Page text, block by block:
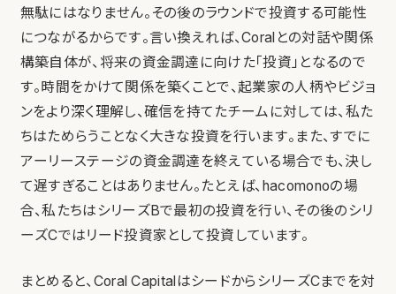
無駄にはなりません。その後のラウンドで投資する可能性
につながるからです。言い換えれば、Coralとの対話や関係
構築自体が、将来の資金調達に向けた「投資」となるので
す。時間をかけて関係を築くことで、起業家の人柄やビジョ
ンをより深く理解し、確信を持てたチームに対しては、私た
ちはためらうことなく大きな投資を行います。また、すでに
アーリーステージの資金調達を終えている場合でも、決し
て遅すぎることはありません。たとえば、hacomonoの場
合、私たちはシリーズBで最初の投資を行い、その後のシリ
ーズCではリード投資家として投資しています。
まとめると、Coral CapitalはシードからシリーズCまでを対